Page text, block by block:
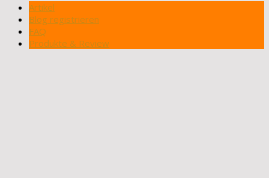
Zum
Inhalt
springen
Artikel
Blog registrieren
FAQ
Produkte & Review